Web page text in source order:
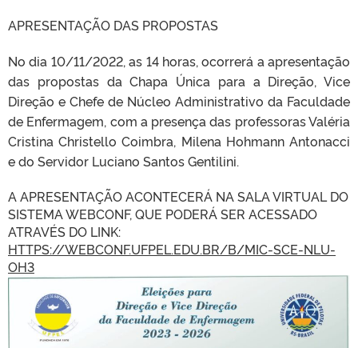
APRESENTAÇÃO DAS PROPOSTAS
No dia 10/11/2022, as 14 horas, ocorrerá a apresentação
das propostas da Chapa Única para a Direção, Vice
Direção e Chefe de Núcleo Administrativo da Faculdade
de Enfermagem, com a presença das professoras Valéria
Cristina Christello Coimbra, Milena Hohmann Antonacci
e do Servidor Luciano Santos Gentilini.
A APRESENTAÇÃO ACONTECERÁ NA SALA VIRTUAL DO
SISTEMA WEBCONF, QUE PODERÁ SER ACESSADO
ATRAVÉS DO LINK:
HTTPS://WEBCONF.UFPEL.EDU.BR/B/MIC-SCE-NLU-
OH3